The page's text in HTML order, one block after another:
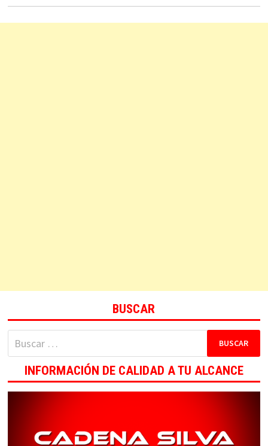
BUSCAR
Buscar:
INFORMACIÓN DE CALIDAD A TU ALCANCE